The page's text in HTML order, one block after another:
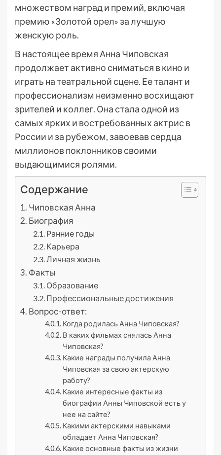
множеством наград и премий, включая
премию «Золотой орел» за лучшую
женскую роль.
В настоящее время Анна Чиповская
продолжает активно сниматься в кино и
играть на театральной сцене. Ее талант и
профессионализм неизменно восхищают
зрителей и коллег. Она стала одной из
самых ярких и востребованных актрис в
России и за рубежом, завоевав сердца
миллионов поклонников своими
выдающимися ролями.
Содержание
Чиповская Анна
Биография
Ранние годы
Карьера
Личная жизнь
Факты
Образование
Профессиональные достижения
Вопрос-ответ:
Когда родилась Анна Чиповская?
В каких фильмах снялась Анна
Чиповская?
Какие награды получила Анна
Чиповская за свою актерскую
работу?
Какие интересные факты из
биографии Анны Чиповской есть у
нее на сайте?
Какими актерскими навыками
обладает Анна Чиповская?
Какие основные факты из жизни